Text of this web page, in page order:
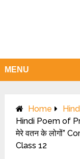
MENU
Home
Hindi Poem of
मेरे वतन के लोगों”
Class 12